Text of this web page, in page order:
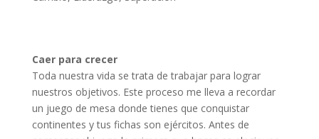
Caer para crecer
Toda nuestra vida se trata de trabajar para lograr
nuestros objetivos. Este proceso me lleva a recordar
un juego de mesa donde tienes que conquistar
continentes y tus fichas son ejércitos. Antes de